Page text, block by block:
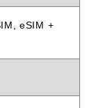
eSIM +